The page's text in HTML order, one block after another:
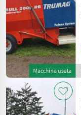
Macchina usata